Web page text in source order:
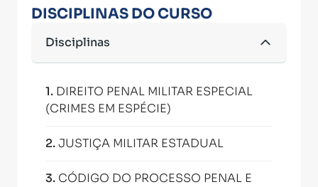
DISCIPLINAS DO CURSO
Disciplinas
1. DIREITO PENAL MILITAR ESPECIAL
(CRIMES EM ESPÉCIE)
2.JUSTIÇA MILITAR ESTADUAL
3. CÓDIGO DO PROCESSO PENAL E